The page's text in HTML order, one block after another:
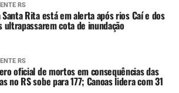
RS
Santa Rita está em alerta após rios Caí e dos
ultrapassarem cota de inundação
RS
oficial de mortos em consequências das
no RS sobe para 177; Canoas lidera com 31